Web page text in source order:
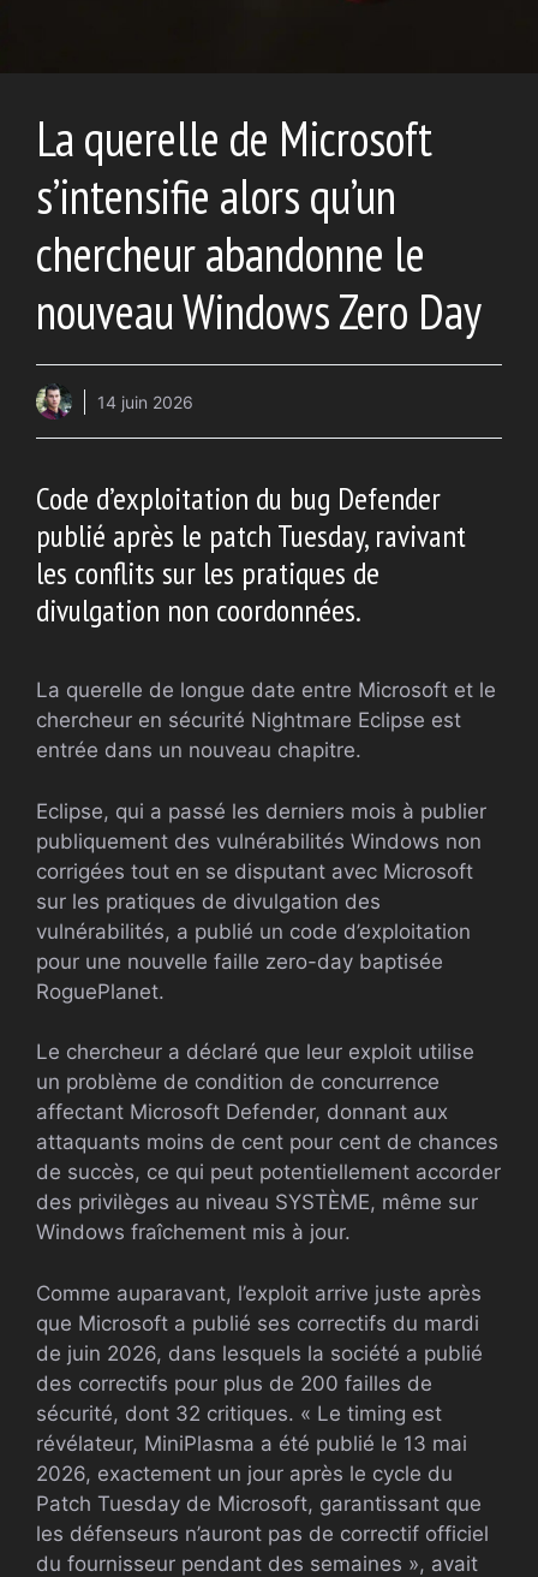
La querelle de Microsoft
s’intensifie alors qu’un
chercheur abandonne le
nouveau Windows Zero Day
14 juin 2026
Code d’exploitation du bug Defender
publié après le patch Tuesday, ravivant
les conflits sur les pratiques de
divulgation non coordonnées.
La querelle de longue date entre Microsoft et le
chercheur en sécurité Nightmare Eclipse est
entrée dans un nouveau chapitre.
Eclipse, qui a passé les derniers mois à publier
publiquement des vulnérabilités Windows non
corrigées tout en se disputant avec Microsoft
sur les pratiques de divulgation des
vulnérabilités, a publié un code d’exploitation
pour une nouvelle faille zero-day baptisée
RoguePlanet.
Le chercheur a déclaré que leur exploit utilise
un problème de condition de concurrence
affectant Microsoft Defender, donnant aux
attaquants moins de cent pour cent de chances
de succès, ce qui peut potentiellement accorder
des privilèges au niveau SYSTÈME, même sur
Windows fraîchement mis à jour.
Comme auparavant, l’exploit arrive juste après
que Microsoft a publié ses correctifs du mardi
de juin 2026, dans lesquels la société a publié
des correctifs pour plus de 200 failles de
sécurité, dont 32 critiques. « Le timing est
révélateur, MiniPlasma a été publié le 13 mai
2026, exactement un jour après le cycle du
Patch Tuesday de Microsoft, garantissant que
les défenseurs n’auront pas de correctif officiel
du fournisseur pendant des semaines », avait